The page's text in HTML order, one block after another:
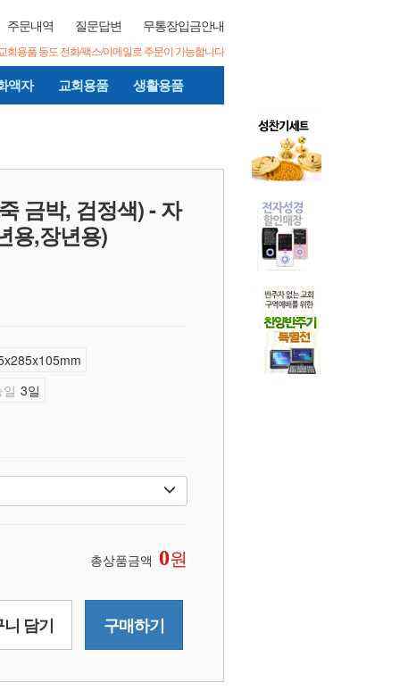
주문내역 질문답변 무통장입금안내
회용품 등도 전화/팩스/이메일로 주문이 가능합니다
액자 교회용품 생활용품
금박, 검정색) - 자
용,장년용)
3일
총상품금액 0원
담기 구매하기